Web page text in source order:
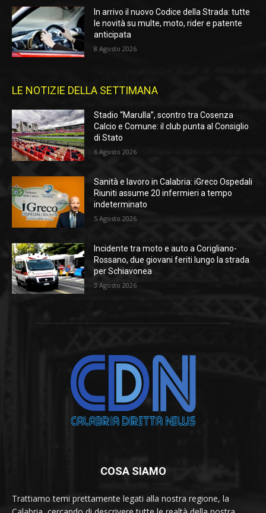
In arrivo il nuovo Codice della Strada: tutte
le novità su multe, moto, rider e patente
anticipata
8 Agosto 2026
LE NOTIZIE DELLA SETTIMANA
Stadio “Marulla”, scontro tra Cosenza
Calcio e Comune: il club punta al Consiglio
di Stato
6 Agosto 2026
Sanità e lavoro in Calabria: iGreco Ospedali
Riuniti assume 20 infermieri a tempo
indeterminato
5 Agosto 2026
Incidente tra moto e auto a Corigliano-
Rossano, due giovani feriti lungo la strada
per Schiavonea
3 Agosto 2026
COSA SIAMO
Trattiamo temi prettamente legati alla nostra regione, la